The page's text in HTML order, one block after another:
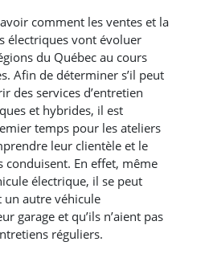
comment les ventes et la
électriques vont évoluer
du Québec au cours
Afin de déterminer s’il peut
des services d’entretien
et hybrides, il est
temps pour les ateliers
leur clientèle et le
conduisent. En effet, même
électrique, il se peut
un autre véhicule
garage et qu’ils n’aient pas
réguliers.